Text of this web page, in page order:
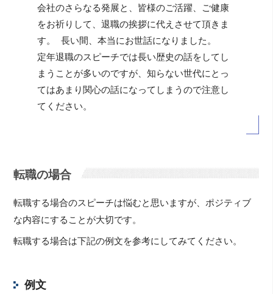
会社のさらなる発展と、皆様のご活躍、ご健康
をお祈りして、退職の挨拶に代えさせて頂きま
す。 長い間、本当にお世話になりました。
定年退職のスピーチでは長い歴史の話をしてし
まうことが多いのですが、知らない世代にとっ
てはあまり関心の話になってしまうので注意し
てください。
転職の場合
転職する場合のスピーチは悩むと思いますが、ポジティブ
な内容にすることが大切です。
転職する場合は下記の例文を参考にしてみてください。
例文